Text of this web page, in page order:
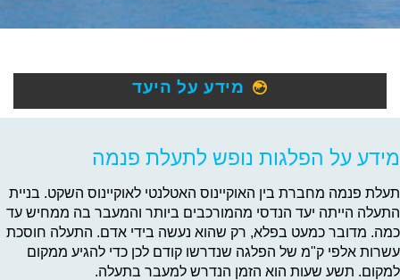
מידע על היעד
מידע על הפלגות נופש לתעלת פנמה
תעלת פנמה מחברת בין האוקיינוס האטלנטי לאוקיינוס השקט. בניית
התעלה הייתה יעד הנדסי מהמורכבים ביותר והמעבר בה ממחיש עד
כמה. מדובר כמעט בפלא, רק שהוא נעשה בידי אדם. התעלה חוסכת
עשרות אלפי ק"מ של הפלגה שנדרשו קודם לכן כדי להגיע ממקום
למקום. תשע שעות הוא הזמן הנדרש למעבר בתעלה.